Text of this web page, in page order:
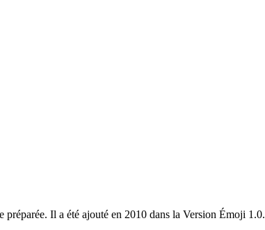
Il a été ajouté en 2010 dans la Version Émoji 1.0.